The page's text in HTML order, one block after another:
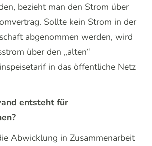
bezieht man den Strom über
Sollte kein Strom in der
abgenommen werden, wird
über den „alten“
in das öffentliche Netz
entsteht für
Abwicklung in Zusammenarbeit